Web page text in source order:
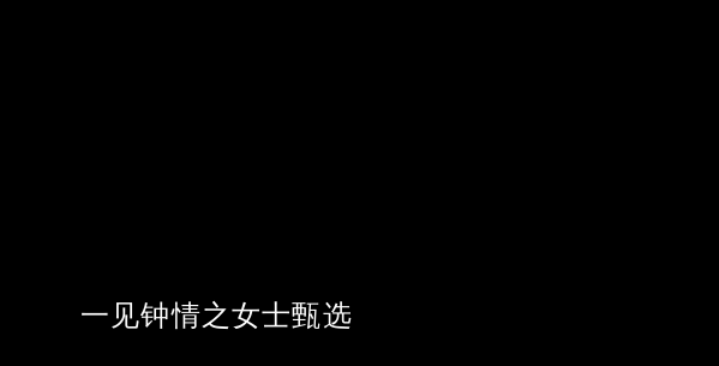
一见钟情之女士甄选